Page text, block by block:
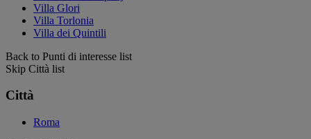
Villa Glori
Villa Torlonia
Villa dei Quintili
Back to Punti di interesse list
Skip Città list
Città
Roma